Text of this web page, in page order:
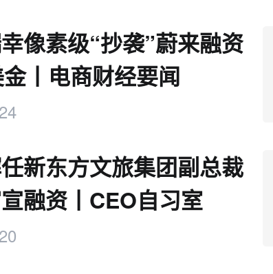
像素级“抄袭”蔚来融资
丨电商财经要闻
新东方文旅集团副总裁
融资丨CEO自习室